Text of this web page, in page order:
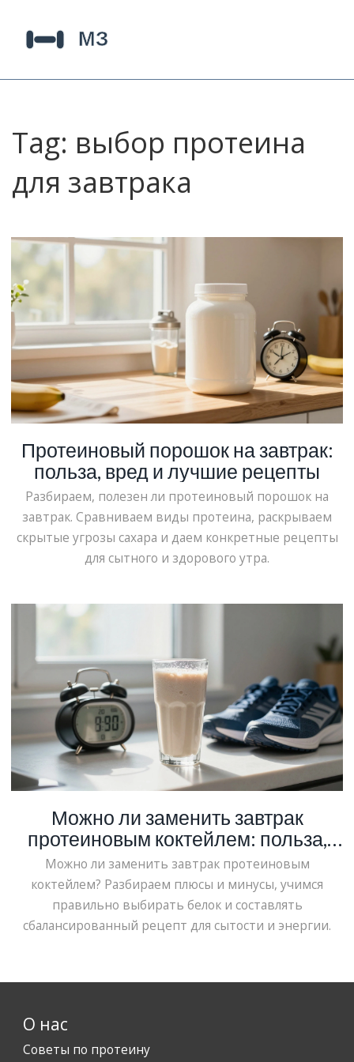
Tag: выбор протеина
для завтрака
Протеиновый порошок на завтрак:
польза, вред и лучшие рецепты
Разбираем, полезен ли протеиновый порошок на
завтрак. Сравниваем виды протеина, раскрываем
скрытые угрозы сахара и даем конкретные рецепты
для сытного и здорового утра.
Можно ли заменить завтрак
протеиновым коктейлем: польза,
риски и правила выбора
Можно ли заменить завтрак протеиновым
коктейлем? Разбираем плюсы и минусы, учимся
правильно выбирать белок и составлять
сбалансированный рецепт для сытости и энергии.
О нас
Советы по протеину